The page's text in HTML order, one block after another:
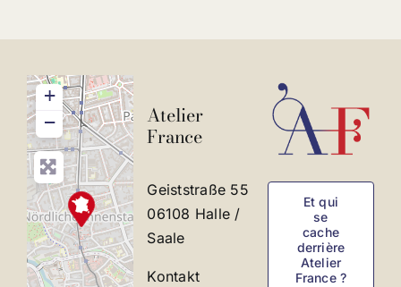
+
−
Atelier
France
Geiststraße 55
06108 Halle /
Saale
Kontakt
Et qui
se
cache
derrière
Atelier
France ?